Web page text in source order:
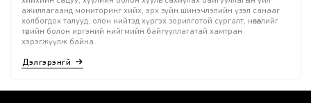
ажиллагаанд мониторинг хийх, эрх зүйн шинэчлэлийн үзэл санааг
холбогдох талууд, олон нийтэд хүргэх зорилготой сургалт, нөлөөллийг
төрийн болон иргэний нийгмийн байгууллагатай хамтран
хэрэгжүүлж байна.
Дэлгэрэнгүй